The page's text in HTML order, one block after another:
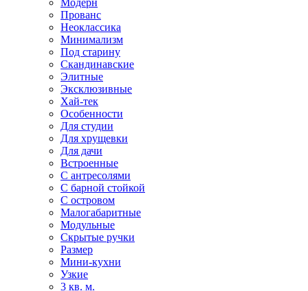
Модерн
Прованс
Неоклассика
Минимализм
Под старину
Скандинавские
Элитные
Эксклюзивные
Хай-тек
Особенности
Для студии
Для хрущевки
Для дачи
Встроенные
С антресолями
С барной стойкой
С островом
Малогабаритные
Модульные
Скрытые ручки
Размер
Мини-кухни
Узкие
3 кв. м.